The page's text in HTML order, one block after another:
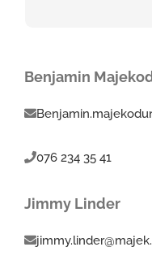
Benjamin
076 234 35 41
Jimmy Linder